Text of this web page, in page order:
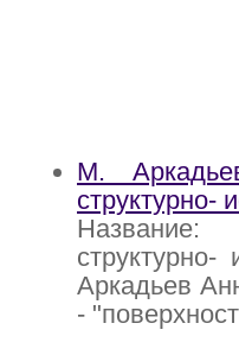
М.
структурно-
Аркадьев
-